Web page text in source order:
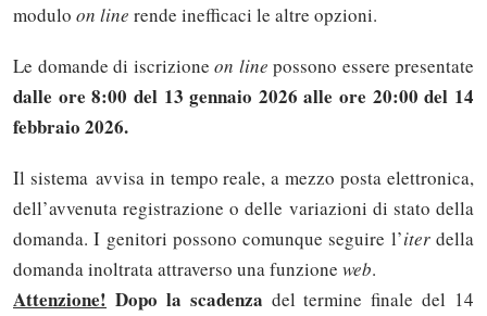
modulo on line rende inefficaci le altre opzioni.
Le domande di iscrizione on line possono essere presentate
dalle ore 8:00 del 13 gennaio 2026 alle ore 20:00 del 14
febbraio 2026.
Il sistema avvisa in tempo reale, a mezzo posta elettronica,
dell’avvenuta registrazione o delle variazioni di stato della
domanda. I genitori possono comunque seguire l’iterdella
domanda inoltrata attraverso una funzione web.
Attenzione! Dopo la scadenza del termine finale del 14